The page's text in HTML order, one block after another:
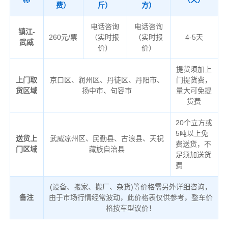
费）
斤）
方）
镇江-
武威
260元/票
电话咨询
（实时报
价）
电话咨询
（实时报
价）
4-5天
上门取
货区域
京口区、润州区、丹徒区、丹阳市、
扬中市、句容市
提货须加上
门提货费，
量大可免提
货费
送货上
门区域
武威凉州区、民勤县、古浪县、天祝
藏族自治县
20个立方或
5吨以上免
费送货，不
足须加送货
费
备注
(设备、搬家、搬厂、杂货)等价格需另外详细咨询，
由于市场行情经常波动，此价格表仅供参考，整车价
格按车型议价！